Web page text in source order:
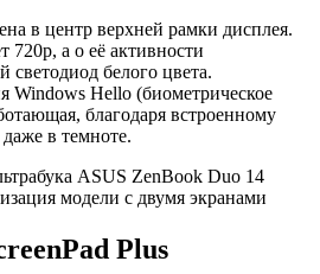
в центр верхней рамки дисплея.
720p, а о её активности
светодиод белого цвета.
Windows Hello (биометрическое
благодаря встроенному
в темноте.
Plus